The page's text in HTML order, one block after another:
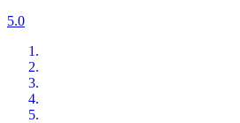
5.0